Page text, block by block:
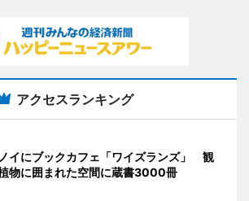
アクセスランキング
イにブックカフェ「ワイズランズ」 観
物に囲まれた空間に蔵書3000冊